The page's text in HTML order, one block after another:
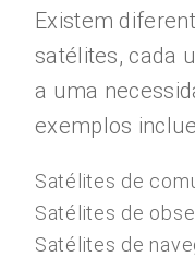
Existem
satélites, cada
a uma
exemplos
Satélites de
Satélites de
Satélites de